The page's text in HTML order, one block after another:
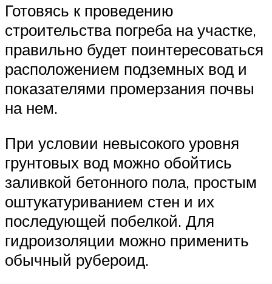
Готовясь к проведению
строительства погреба на участке,
правильно будет поинтересоваться
расположением подземных вод и
показателями промерзания почвы
на нем.
При условии невысокого уровня
грунтовых вод можно обойтись
заливкой бетонного пола, простым
оштукатуриванием стен и их
последующей побелкой. Для
гидроизоляции можно применить
обычный рубероид.